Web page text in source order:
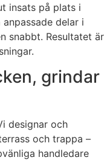
insats på plats i
delar i
snabbt. Resultatet är
grindar
designar och
och trappa –
handledare